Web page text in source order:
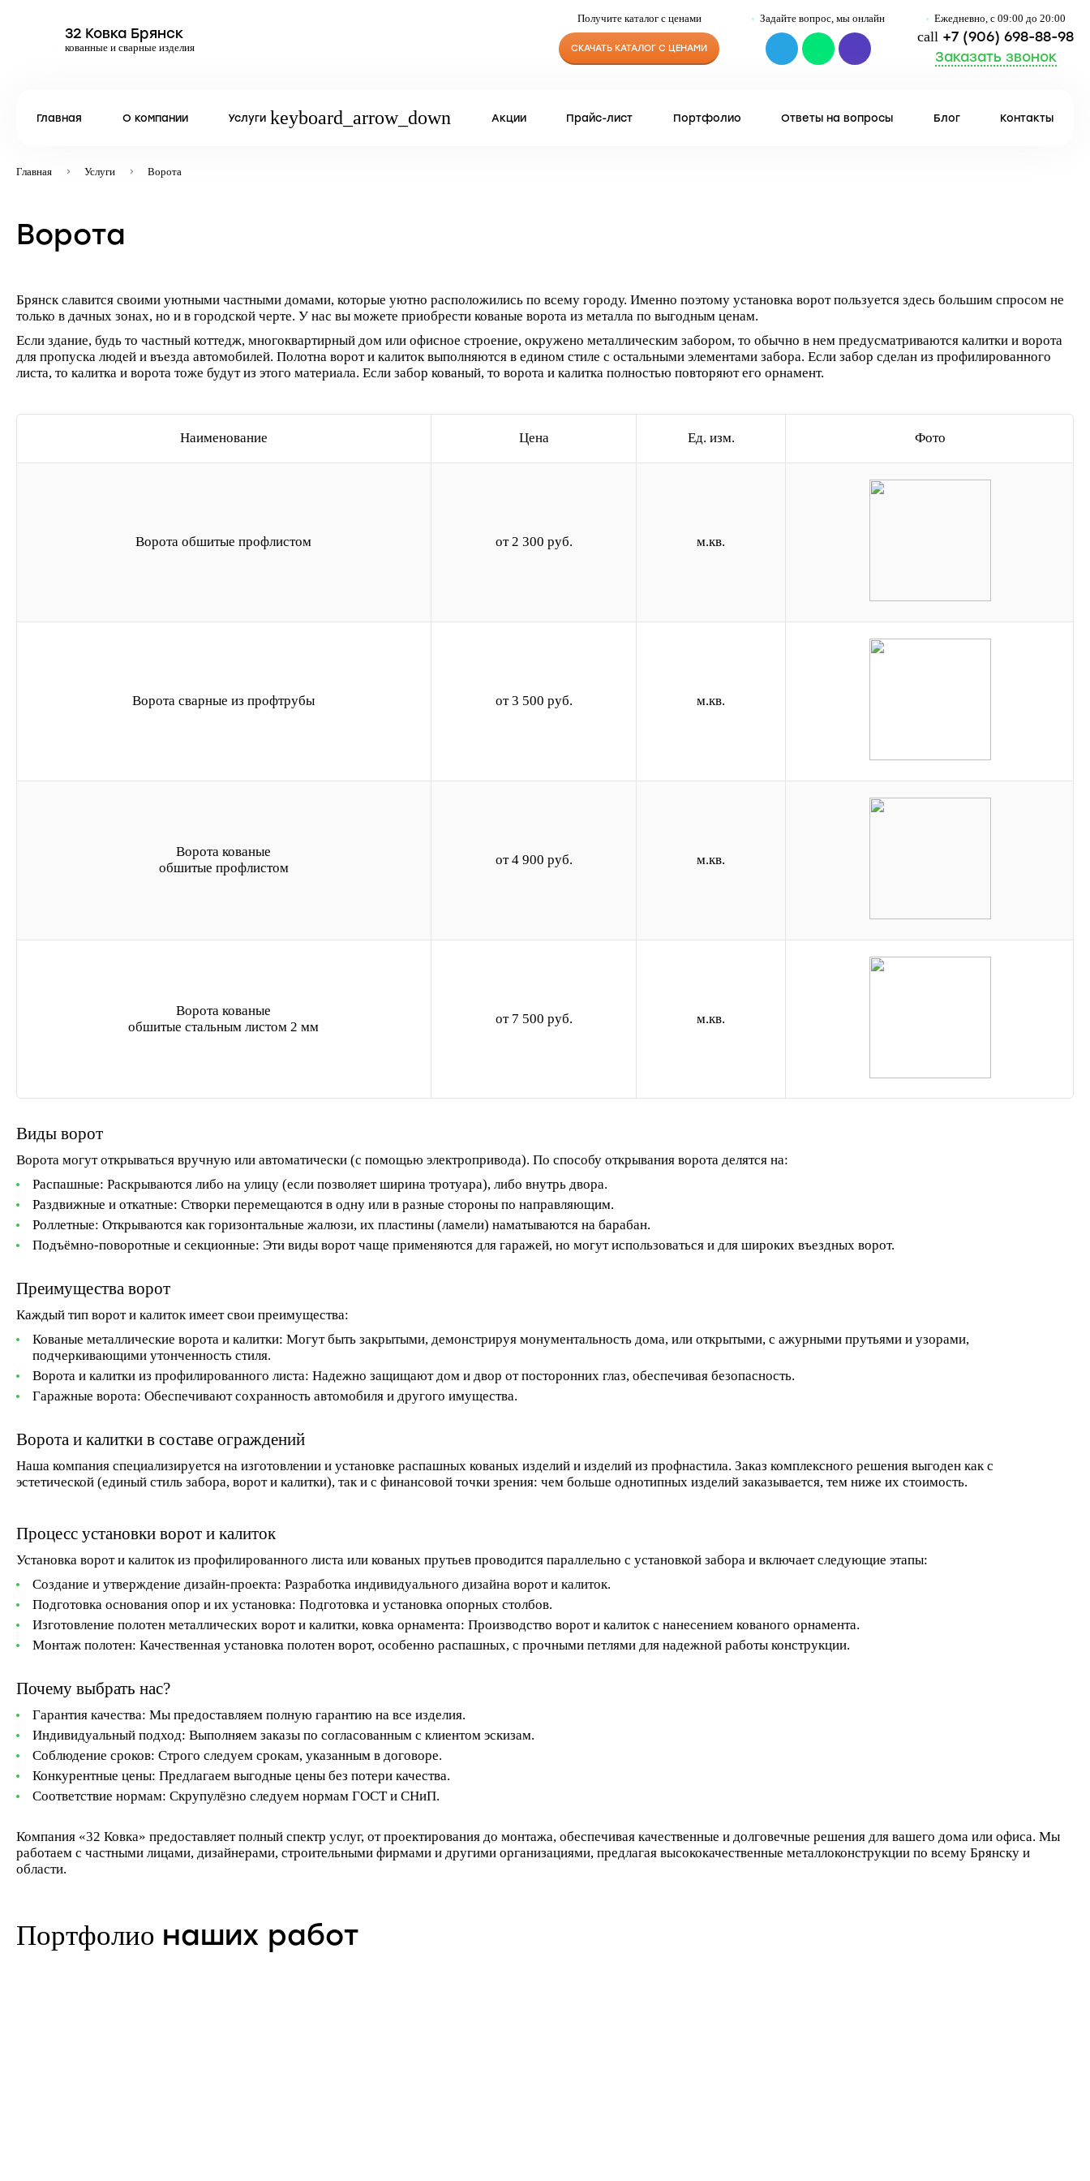
32 Ковка Брянск
кованные и сварные изделия
Получите каталог с ценами
СКАЧАТЬ КАТАЛОГ С ЦЕНАМИ
Задайте вопрос, мы онлайн Ежедневно, с 09:00 до 20:00
call +7 (906) 698-88-98
Заказать звонок
Главная О компании Услуги keyboard_arrow_down Акции Прайс-лист Портфолио Ответы на вопросы Блог Контакты
Главная Услуги Ворота
Ворота
Брянск славится своими уютными частными домами, которые уютно расположились по всему городу. Именно поэтому установка ворот пользуется здесь большим спросом не
только в дачных зонах, но и в городской черте. У нас вы можете приобрести кованые ворота из металла по выгодным ценам.
Если здание, будь то частный коттедж, многоквартирный дом или офисное строение, окружено металлическим забором, то обычно в нем предусматриваются калитки и ворота
для пропуска людей и въезда автомобилей. Полотна ворот и калиток выполняются в едином стиле с остальными элементами забора. Если забор сделан из профилированного
листа, то калитка и ворота тоже будут из этого материала. Если забор кованый, то ворота и калитка полностью повторяют его орнамент.
Наименование Цена Ед. изм. Фото
Ворота обшитые профлистом от 2 300 руб. м.кв.
Ворота сварные из профтрубы от 3 500 руб. м.кв.
Ворота кованые
обшитые профлистом
от 4 900 руб. м.кв.
Ворота кованые
обшитые стальным листом 2 мм
от 7 500 руб. м.кв.
Виды ворот
Ворота могут открываться вручную или автоматически (с помощью электропривода). По способу открывания ворота делятся на:
Распашные: Раскрываются либо на улицу (если позволяет ширина тротуара), либо внутрь двора.
Раздвижные и откатные: Створки перемещаются в одну или в разные стороны по направляющим.
Роллетные: Открываются как горизонтальные жалюзи, их пластины (ламели) наматываются на барабан.
Подъёмно-поворотные и секционные: Эти виды ворот чаще применяются для гаражей, но могут использоваться и для широких въездных ворот.
Преимущества ворот
Каждый тип ворот и калиток имеет свои преимущества:
Кованые металлические ворота и калитки: Могут быть закрытыми, демонстрируя монументальность дома, или открытыми, с ажурными прутьями и узорами,
подчеркивающими утонченность стиля.
Ворота и калитки из профилированного листа: Надежно защищают дом и двор от посторонних глаз, обеспечивая безопасность.
Гаражные ворота: Обеспечивают сохранность автомобиля и другого имущества.
Ворота и калитки в составе ограждений
Наша компания специализируется на изготовлении и установке распашных кованых изделий и изделий из профнастила. Заказ комплексного решения выгоден как с
эстетической (единый стиль забора, ворот и калитки), так и с финансовой точки зрения: чем больше однотипных изделий заказывается, тем ниже их стоимость.
Процесс установки ворот и калиток
Установка ворот и калиток из профилированного листа или кованых прутьев проводится параллельно с установкой забора и включает следующие этапы:
Создание и утверждение дизайн-проекта: Разработка индивидуального дизайна ворот и калиток.
Подготовка основания опор и их установка: Подготовка и установка опорных столбов.
Изготовление полотен металлических ворот и калитки, ковка орнамента: Производство ворот и калиток с нанесением кованого орнамента.
Монтаж полотен: Качественная установка полотен ворот, особенно распашных, с прочными петлями для надежной работы конструкции.
Почему выбрать нас?
Гарантия качества: Мы предоставляем полную гарантию на все изделия.
Индивидуальный подход: Выполняем заказы по согласованным с клиентом эскизам.
Соблюдение сроков: Строго следуем срокам, указанным в договоре.
Конкурентные цены: Предлагаем выгодные цены без потери качества.
Соответствие нормам: Скрупулёзно следуем нормам ГОСТ и СНиП.
Компания «32 Ковка» предоставляет полный спектр услуг, от проектирования до монтажа, обеспечивая качественные и долговечные решения для вашего дома или офиса. Мы
работаем с частными лицами, дизайнерами, строительными фирмами и другими организациями, предлагая высококачественные металлоконструкции по всему Брянску и
области.
Портфолио наших работ